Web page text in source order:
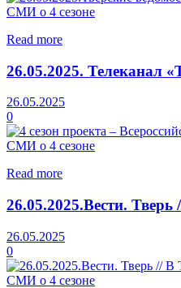
СМИ о 4 сезоне
Read more
26.05.2025. Телеканал
26.05.2025
0
СМИ о 4 сезоне
Read more
26.05.2025.Вести.
26.05.2025
0
СМИ о 4 сезоне